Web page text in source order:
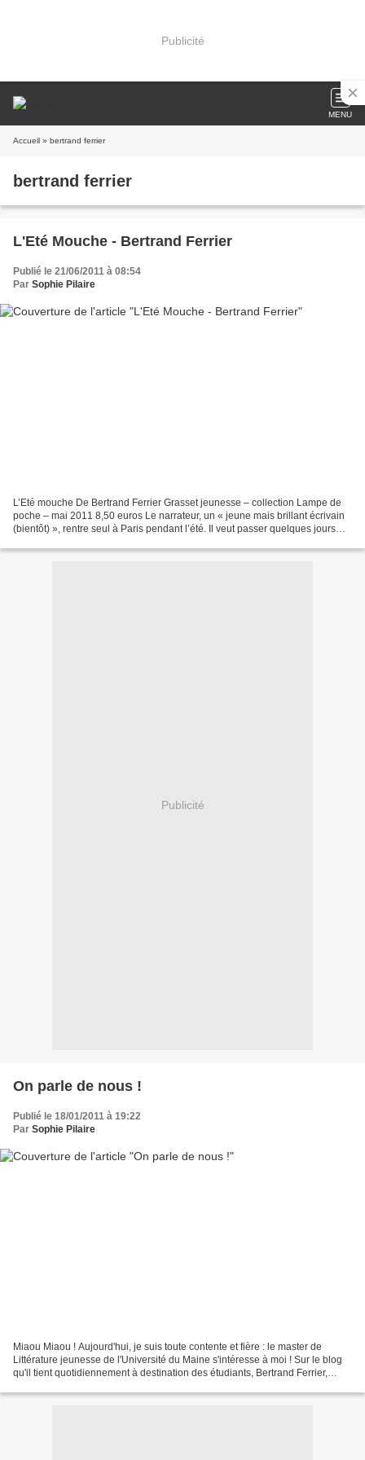
Publicité
MENU
Accueil » bertrand ferrier
bertrand ferrier
L'Eté Mouche - Bertrand Ferrier
Publié le 21/06/2011 à 08:54
Par Sophie Pilaire
L’Eté mouche De Bertrand Ferrier Grasset jeunesse – collection Lampe de
poche – mai 2011 8,50 euros Le narrateur, un « jeune mais brillant écrivain
(bientôt) », rentre seul à Paris pendant l’été. Il veut passer quelques jours
Publicité
On parle de nous !
Publié le 18/01/2011 à 19:22
Par Sophie Pilaire
Miaou Miaou ! Aujourd'hui, je suis toute contente et fière : le master de
Littérature jeunesse de l'Université du Maine s'intéresse à moi ! Sur le blog
qu'il tient quotidiennement à destination des étudiants, Bertrand Ferrier,